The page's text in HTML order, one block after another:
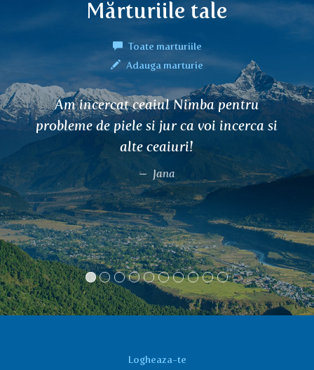
Mărturiile tale
Toate marturiile
Adauga marturie
Am incercat ceaiul Nimba pentru
probleme de piele si jur ca voi incerca si
alte ceaiuri!
Jana
Logheaza-te